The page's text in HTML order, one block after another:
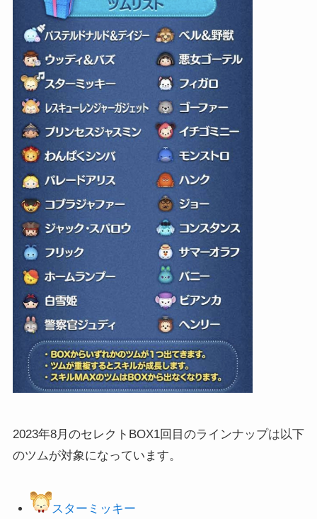
2023年8月のセレクトBOX1回目のラインナップは以下
のツムが対象になっています。
スターミッキー